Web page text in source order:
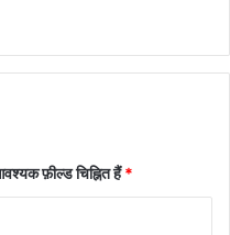
फ़ील्ड चिह्नित हैं*